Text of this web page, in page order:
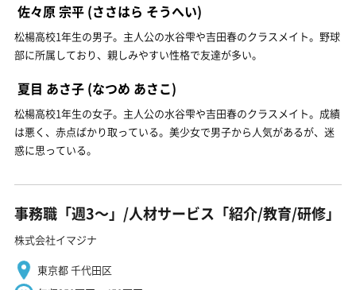
佐々原 宗平 (ささはら そうへい)
松楊高校1年生の男子。主人公の水谷雫や吉田春のクラスメイト。野球
部に所属しており、親しみやすい性格で友達が多い。
夏目 あさ子 (なつめ あさこ)
松楊高校1年生の女子。主人公の水谷雫や吉田春のクラスメイト。成績
は悪く、赤点ばかり取っている。美少女で男子から人気があるが、迷
惑に思っている。
事務職「週3〜」/人材サービス「紹介/教育/研修」
株式会社イマジナ
東京都 千代田区